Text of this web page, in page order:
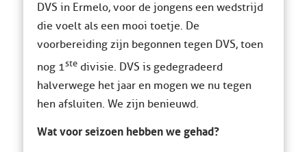
DVS in Ermelo, voor de jongens een wedstrijd
die voelt als een mooi toetje. De
voorbereiding zijn begonnen tegen DVS, toen
nog 1stedivisie. DVS is gedegradeerd
halverwege het jaar en mogen we nu tegen
hen afsluiten. We zijn benieuwd.
Wat voor seizoen hebben we gehad?